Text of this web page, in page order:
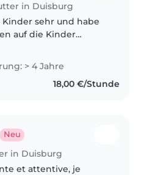
in Duisburg
Kinder sehr und habe
auf die Kinder
anderer Leute
Außerdem ist mein
Kind mit besonderen
> 4 Jahre
18,00 €/Stunde
Neu
in Duisburg
et attentive, je